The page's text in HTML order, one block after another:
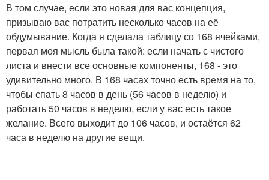
В том случае, если это новая для вас концепция,
призываю вас потратить несколько часов на её
обдумывание. Когда я сделала таблицу со 168 ячейками,
первая моя мысль была такой: если начать с чистого
листа и внести все основные компоненты, 168 - это
удивительно много. В 168 часах точно есть время на то,
чтобы спать 8 часов в день (56 часов в неделю) и
работать 50 часов в неделю, если у вас есть такое
желание. Всего выходит до 106 часов, и остаётся 62
часа в неделю на другие вещи.